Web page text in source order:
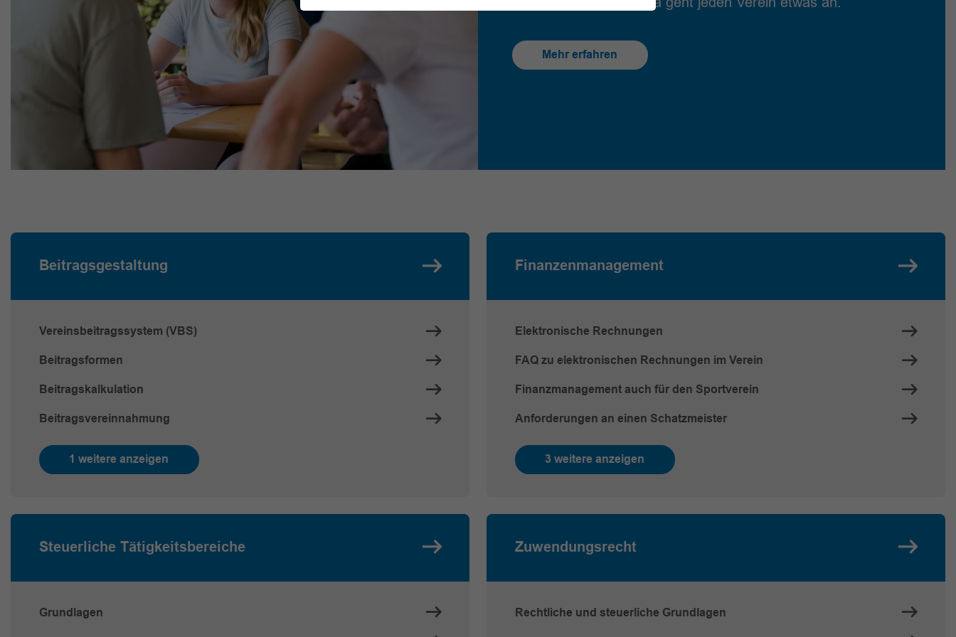
Mehr erfahren
Beitragsgestaltung
Vereinsbeitragssystem (VBS)
Beitragsformen
Beitragskalkulation
Beitragsvereinnahmung
1 weitere anzeigen
Finanzenmanagement
Elektronische Rechnungen
FAQ zu elektronischen Rechnungen im Verein
Finanzmanagement auch für den Sportverein
Anforderungen an einen Schatzmeister
3 weitere anzeigen
Steuerliche Tätigkeitsbereiche
Grundlagen
Zuwendungsrecht
Rechtliche und steuerliche Grundlagen